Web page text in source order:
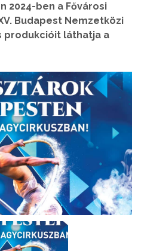
2024-ben a Fővárosi
Budapest Nemzetközi
produkcióit láthatja a